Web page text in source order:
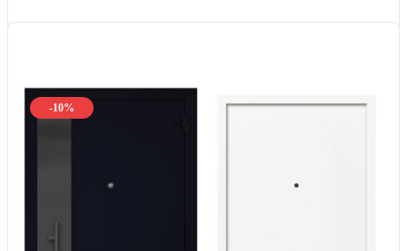
-10%